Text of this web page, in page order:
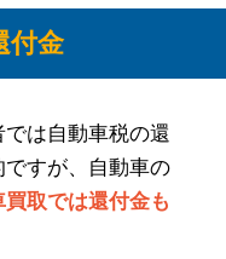
付金
は自動車税の還
すが、自動車の
取では還付金も